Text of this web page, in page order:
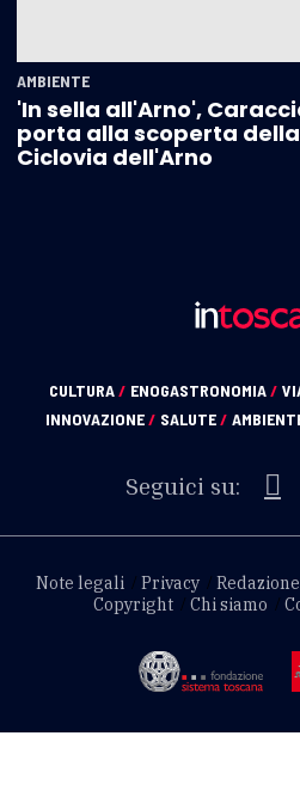
AMBIENTE
'In sella all'Arno',
porta alla scoperta della
Ciclovia dell'Arno
CULTURA/ ENOGASTRONOMIA/
INNOVAZIONE/ SALUTE/
Seguici su:
Note legali Privacy Redazione
Copyright
Chi siamo